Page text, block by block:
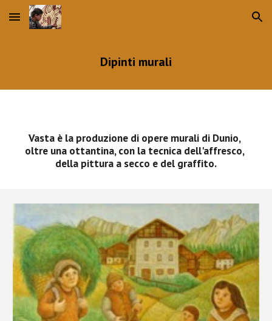
Skip to main content Skip to navigation
Dipinti murali
Vasta è la produzione di opere murali di Dunio,
oltre una ottantina, con la tecnica dell'affresco,
della pittura a secco e del graffito.